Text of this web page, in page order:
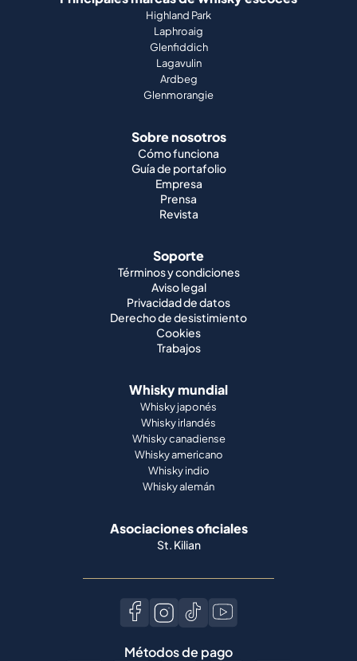
Highland Park
Laphroaig
Glenfiddich
Lagavulin
Ardbeg
Glenmorangie
Sobre nosotros
Cómo funciona
Guía de portafolio
Empresa
Prensa
Revista
Soporte
Términos y condiciones
Aviso legal
Privacidad de datos
Derecho de desistimiento
Cookies
Trabajos
Whisky mundial
Whisky japonés
Whisky irlandés
Whisky canadiense
Whisky americano
Whisky indio
Whisky alemán
Asociaciones oficiales
St. Kilian
Métodos de pago